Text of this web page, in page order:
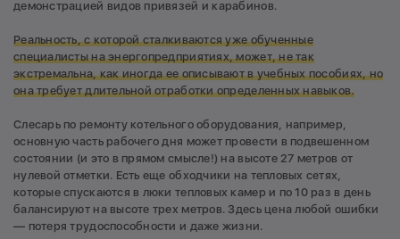
демонстрацией видов привязей и карабинов.
Реальность, с которой сталкиваются уже обученные
специалисты на энергопредприятиях, может, не так
экстремальна, как иногда ее описывают в учебных пособиях, но
она требует длительной отработки определенных навыков.
Слесарь по ремонту котельного оборудования, например,
основную часть рабочего дня может провести в подвешенном
состоянии (и это в прямом смысле!) на высоте 27 метров от
нулевой отметки. Есть еще обходчики на тепловых сетях,
которые спускаются в люки тепловых камер и по 10 раз в день
балансируют на высоте трех метров. Здесь цена любой ошибки
— потеря трудоспособности и даже жизни.